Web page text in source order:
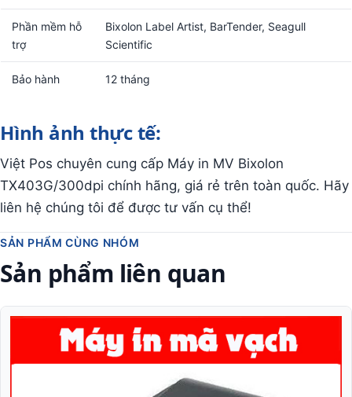
Phần mềm hỗ
trợ
Bixolon Label Artist, BarTender, Seagull
Scientific
Bảo hành 12 tháng
Hình ảnh thực tế:
Việt Pos chuyên cung cấp Máy in MV Bixolon
TX403G/300dpi chính hãng, giá rẻ trên toàn quốc. Hãy
liên hệ chúng tôi để được tư vấn cụ thể!
SẢN PHẨM CÙNG NHÓM
Sản phẩm liên quan